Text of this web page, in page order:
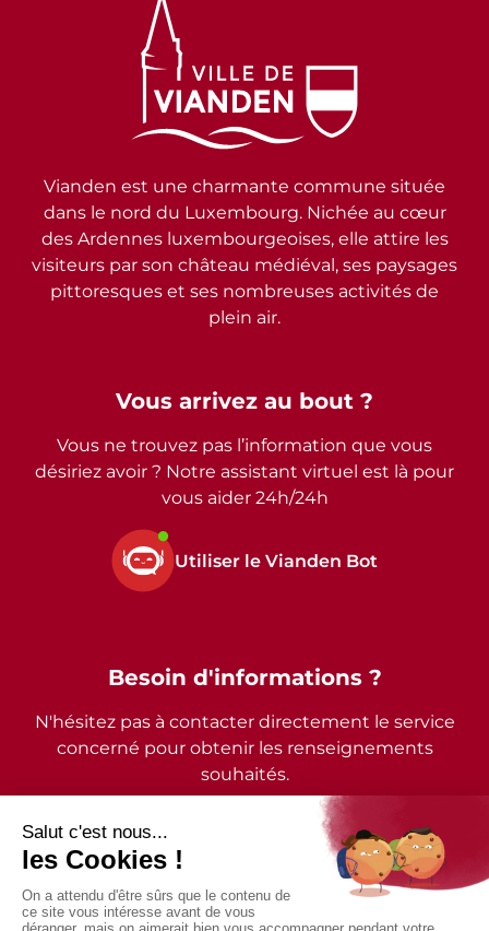
Vous arrivez au bout ?
Vous ne trouvez pas l’information que vous
désiriez avoir ? Notre assistant virtuel est là pour
vous aider 24h/24h
Utiliser le Vianden Bot
Vianden est une charmante commune située
dans le nord du Luxembourg. Nichée au cœur
des Ardennes luxembourgeoises, elle attire les
visiteurs par son château médiéval, ses paysages
pittoresques et ses nombreuses activités de
plein air.
Besoin d'informations ?
N'hésitez pas à contacter directement le service
concerné pour obtenir les renseignements
souhaités.
2026 - © Commune de Vianden - Tous droits réservés